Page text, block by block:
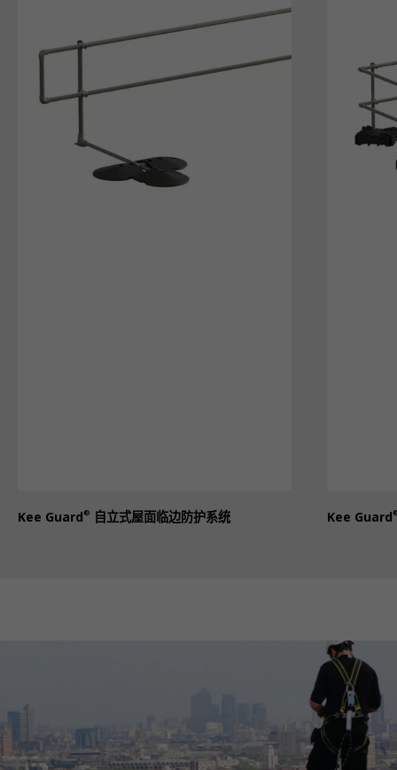
Kee Guard ® 自立式屋面临边防护系统 Kee Guard